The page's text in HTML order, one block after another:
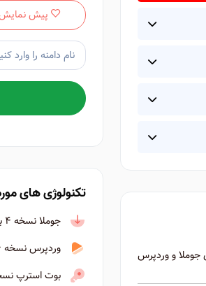
پیش
تکنولوژی های
جوملا نسخه ۴ به بالا
وردپرس نسخه ۶ به بالا
بوت استرپ نسخه ۵